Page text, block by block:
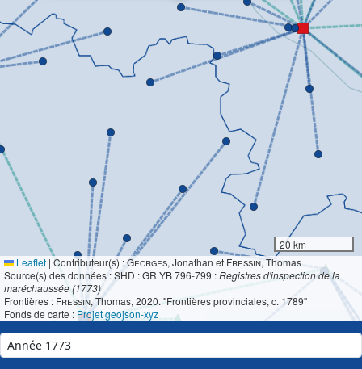
20 km
Leaflet | Contributeur(s) :Georges, Jonathan et Fressin, Thomas
Source(s) des données : SHD : GR YB 796-799 :Registres d'inspection de la
maréchaussée (1773)
Frontières : Fressin, Thomas, 2020. "Frontières provinciales, c. 1789"
Fonds de carte : Projet geojson-xyz